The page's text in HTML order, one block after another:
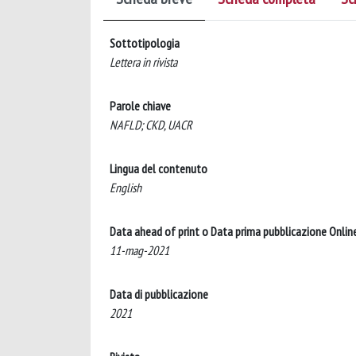
Sottotipologia
Lettera in rivista
Parole chiave
NAFLD; CKD, UACR
Lingua del contenuto
English
Data ahead of print o Data prima pubblicazione
11-mag-2021
Data di pubblicazione
2021